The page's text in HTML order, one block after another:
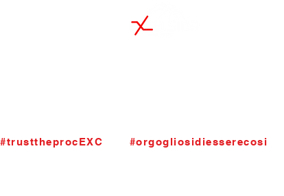
#trusttheprocEXC       #orgogliosidiesserecosi